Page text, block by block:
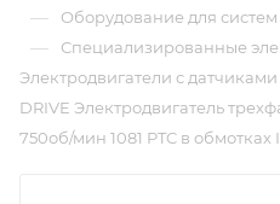
— Оборудование для
— Специализированные
Электродвигатели с
DRIVE Электродвигатель
750об/мин 1081 PTC в обмотках